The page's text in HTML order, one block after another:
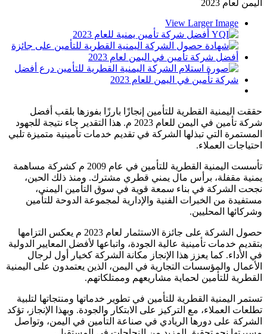
اليمن لعام 2023
View Larger Image
حققت اليمنية القطرية للتأمين إنجازًا بارزًا بفوزها بلقب أفضل
شركة تأمين في اليمن للعام 2023 م. هذا التقدير جاء نتيجة للجهود
المستمرة التي تبذلها الشركة في تقديم خدمات تأمينية متميزة تلبي
احتياجات العملاء.
تأسست اليمنية القطرية للتأمين في عام 2009 م كشركة مساهمة
يمنية مقفلة، برأس مال يمني قطري مشترك. ومنذ ذلك الحين،
نجحت الشركة في بناء سمعة قوية في سوق التأمين اليمني،
مستفيدة من الخبرات الفنية والإدارية لمجموعة الدوحة للتأمين
وشركائها المحليين.
حصول الشركة على جائزة الاستثمار لعام 2023 م يعكس التزامها
بتقديم خدمات تأمينية عالية الجودة، واتباعها لأفضل المعايير الدولية
في الأداء. كما يعزز هذا الإنجاز مكانة الشركة كخيار أول لرجال
الأعمال والمؤسسات التجارية في اليمن، الذين يعتمدون على اليمنية
القطرية للتأمين لحماية مشاريعهم وممتلكاتهم.
تستمر اليمنية القطرية للتأمين في تطوير خدماتها ومنتجاتها لتلبية
تطلعات العملاء، مع التركيز على الابتكار والجودة. وبهذا الإنجاز، تؤكد
الشركة على دورها الريادي في صناعة التأمين في اليمن، وتواصل